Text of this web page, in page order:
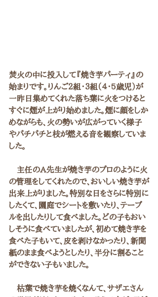
焚火の中に投入して『焼き芋パーティ』の
始まりです。りんご２組・３組（４・5歳児）が
一昨日集めてくれた落ち葉に火をつけると
すぐに煙が上がり始めました。煙に顔をしか
めながらも、火の勢いが広がっていく様子
やパチパチと枝が燃える音を観察していま
した。
主任のA先生が焼き芋のプロのように火
の管理をしてくれたので、おいしい焼き芋が
出来上がりました。特別な日をさらに特別に
したくて、園庭でシートを敷いたり、テーブ
ルを出したりして食べました。どの子もおい
しそうに食べていましたが、初めて焼き芋を
食べた子もいて、皮を剥けなかったり、新聞
紙のまま食べようとしたり、半分に割ること
ができない子もいました。
枯葉で焼き芋を焼くなんて、サザエさん